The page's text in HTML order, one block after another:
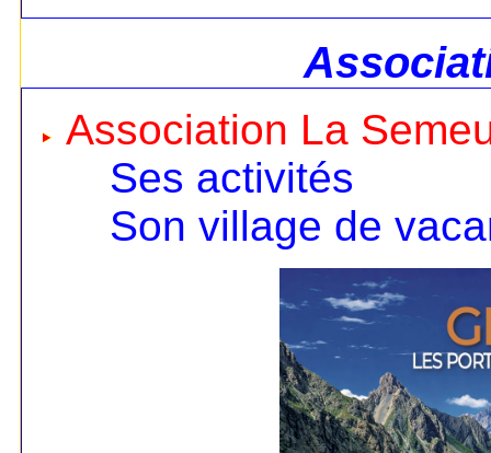
Association La
Ses activités
Son village de